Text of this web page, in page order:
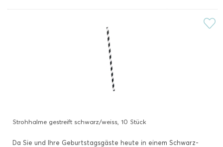
Strohhalme gestreift schwarz/weiss, 10 Stück
Da Sie und Ihre Geburtstagsgäste heute in einem Schwarz-